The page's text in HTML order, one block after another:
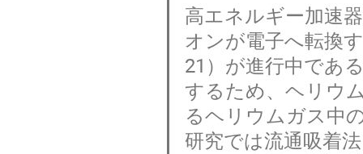
高エネルギー加速
オンが電子へ転換
21）が進行中であ
するため、ヘリウ
るヘリウムガス中
研究では流通吸着